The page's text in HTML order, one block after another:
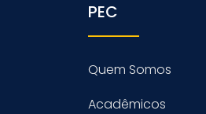
PEC
Quem Somos
Acadêmicos